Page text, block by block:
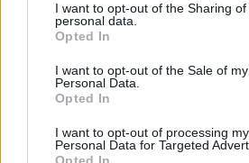
I want to opt-out of the Sharing of
personal data.
Opted In
I want to opt-out of the Sale of my
Personal Data.
Opted In
I want to opt-out of processing my
Personal Data for Targeted
Γεννήσεις στις 22 Αυγούστου
1647 Ντενί Παπέν, Γάλλος